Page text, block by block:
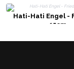
Hati-Hati Engel -
15cm